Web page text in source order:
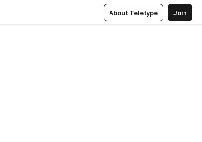
About Teletype Join